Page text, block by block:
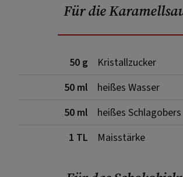
Für die
50 g
Kristallzucker
50 ml
heißes Wasser
50 ml
heißes Schlagobers
1 TL
Maisstärke